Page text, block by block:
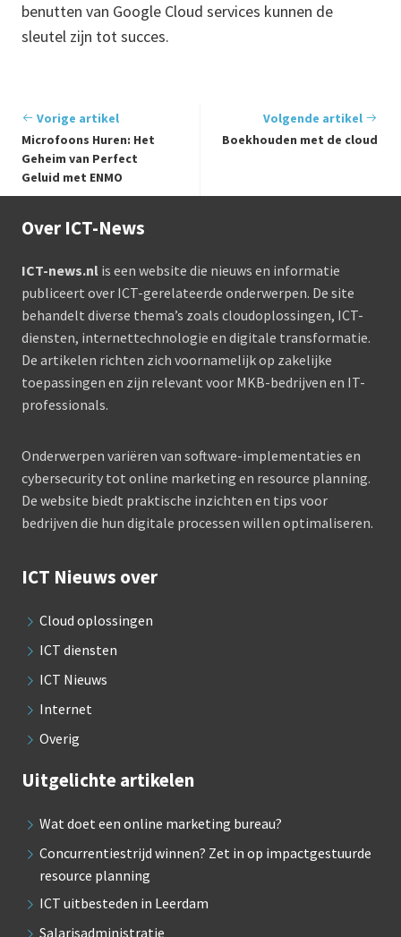
benutten van Google Cloud services kunnen de
sleutel zijn tot succes.
Vorige artikel
Microfoons Huren: Het
Geheim van Perfect
Geluid met ENMO
Volgende artikel
Boekhouden met de cloud
Over ICT-News
ICT-news.nl is een website die nieuws en informatie
publiceert over ICT-gerelateerde onderwerpen. De site
behandelt diverse thema’s zoals cloudoplossingen, ICT-
diensten, internettechnologie en digitale transformatie.
De artikelen richten zich voornamelijk op zakelijke
toepassingen en zijn relevant voor MKB-bedrijven en IT-
professionals.
Onderwerpen variëren van software-implementaties en
cybersecurity tot online marketing en resource planning.
De website biedt praktische inzichten en tips voor
bedrijven die hun digitale processen willen optimaliseren.
ICT Nieuws over
Cloud oplossingen
ICT diensten
ICT Nieuws
Internet
Overig
Uitgelichte artikelen
Wat doet een online marketing bureau?
Concurrentiestrijd winnen? Zet in op impactgestuurde
resource planning
ICT uitbesteden in Leerdam
Salarisadministratie